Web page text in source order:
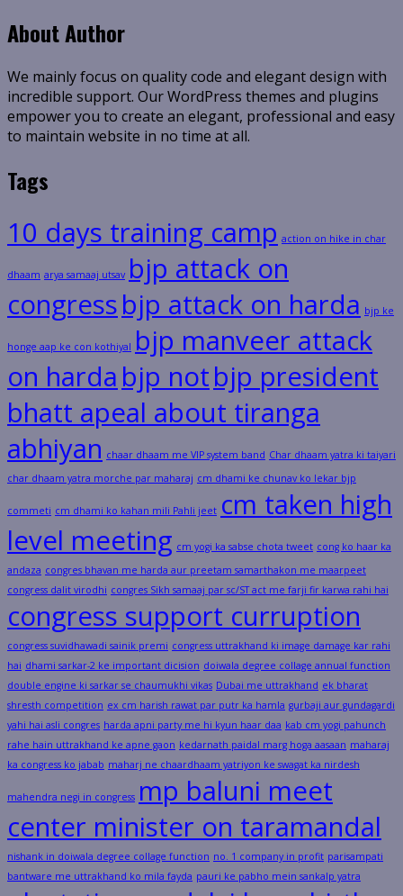
About Author
We mainly focus on quality code and elegant design with
incredible support. Our WordPress themes and plugins
empower you to create an elegant, professional and easy
to maintain website in no time at all.
Tags
10 days training camp action on hike in char
dhaam arya samaaj utsav bjp attack on
congressbjp attack on harda bjp ke
honge aap ke con kothiyal bjp manveer attack
on harda bjp notbjp president
bhatt apeal about tiranga
abhiyan chaar dhaam me VIP system band Char dhaam yatra ki taiyari
char dhaam yatra morche par maharaj cm dhami ke chunav ko lekar bjp
commeti cm dhami ko kahan mili Pahli jeet cm taken high
level meeting cm yogi ka sabse chota tweet cong ko haar ka
andaza congres bhavan me harda aur preetam samarthakon me maarpeet
congress dalit virodhi congres Sikh samaaj par sc/ST act me farji fir karwa rahi hai
congress support curruption
congress suvidhawadi sainik premi congress uttrakhand ki image damage kar rahi
hai dhami sarkar-2 ke important dicision doiwala degree collage annual function
double engine ki sarkar se chaumukhi vikas Dubai me uttrakhand ek bharat
shresth competition ex cm harish rawat par putr ka hamla gurbaji aur gundagardi
yahi hai asli congres harda apni party me hi kyun haar daa kab cm yogi pahunch
rahe hain uttrakhand ke apne gaon kedarnath paidal marg hoga aasaan maharaj
ka congress ko jabab maharj ne chaardhaam yatriyon ke swagat ka nirdesh
mahendra negi in congress mp baluni meet
center minister on taramandal
nishank in doiwala degree collage function no. 1 company in profit parisampati
bantware me uttrakhand ko mila fayda pauri ke pabho mein sankalp yatra